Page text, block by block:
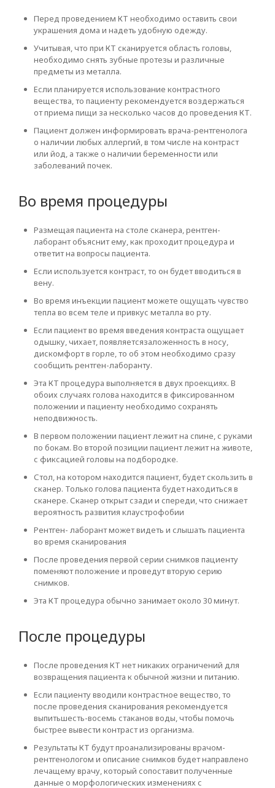
Перед проведением КТ необходимо оставить свои
украшения дома и надеть удобную одежду.
Учитывая, что при КТ сканируется область головы,
необходимо снять зубные протезы и различные
предметы из металла.
Если планируется использование контрастного
вещества, то пациенту рекомендуется воздержаться
от приема пищи за несколько часов до проведения КТ.
Пациент должен информировать врача-рентгенолога
о наличии любых аллергий, в том числе на контраст
или йод, а также о наличии беременности или
заболеваний почек.
Во время процедуры
Размещая пациента на столе сканера, рентген-
лаборант объяснит ему, как проходит процедура и
ответит на вопросы пациента.
Если используется контраст, то он будет вводиться в
вену.
Во время инъекции пациент можете ощущать чувство
тепла во всем теле и привкус металла во рту.
Если пациент во время введения контраста ощущает
одышку, чихает, появляетсязаложенность в носу,
дискомфорт в горле, то об этом необходимо сразу
сообщить рентген-лаборанту.
Эта КТ процедура выполняется в двух проекциях. В
обоих случаях голова находится в фиксированном
положении и пациенту необходимо сохранять
неподвижность.
В первом положении пациент лежит на спине, с руками
по бокам. Во второй позиции пациент лежит на животе,
с фиксацией головы на подбородке.
Стол, на котором находится пациент, будет скользить в
сканер. Только голова пациента будет находиться в
сканере. Сканер открыт сзади и спереди, что снижает
вероятность развития клаустрофобии
Рентген- лаборант может видеть и слышать пациента
во время сканирования
После проведения первой серии снимков пациенту
поменяют положение и проведут вторую серию
снимков.
Эта КТ процедура обычно занимает около 30 минут.
После процедуры
После проведения КТ нет никаких ограничений для
возвращения пациента к обычной жизни и питанию.
Если пациенту вводили контрастное вещество, то
после проведения сканирования рекомендуется
выпитьшесть-восемь стаканов воды, чтобы помочь
быстрее вывести контраст из организма.
Результаты КТ будут проанализированы врачом-
рентгенологом и описание снимков будет направлено
лечащему врачу, который сопоставит полученные
данные о морфологических изменениях с